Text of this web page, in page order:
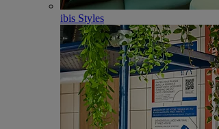
ibis Styles